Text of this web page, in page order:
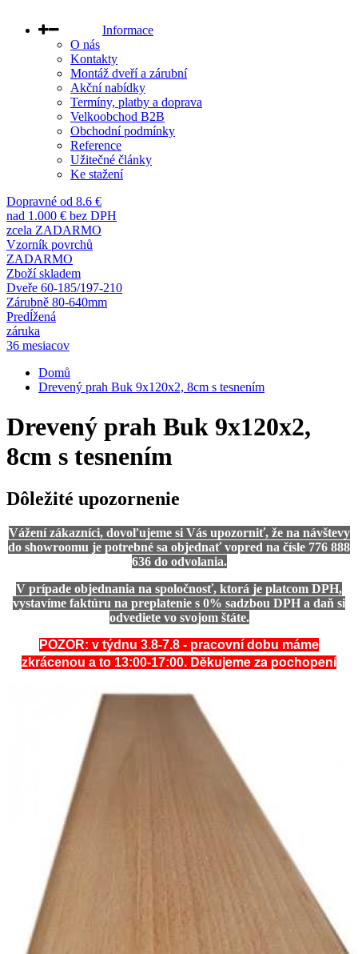
Informace
O nás
Kontakty
Montáž dveří a zárubní
Akční nabídky
Termíny, platby a doprava
Velkoobchod B2B
Obchodní podmínky
Reference
Užitečné články
Ke stažení
Dopravné od 8.6 €
nad 1.000 € bez DPH
zcela ZADARMO
Vzorník povrchů
ZADARMO
Zboží skladem
Dveře 60-185/197-210
Zárubně 80-640mm
Predĺžená
záruka
36 mesiacov
Domů
Drevený prah Buk 9x120x2, 8cm s tesnením
Drevený prah Buk 9x120x2,
8cm s tesnením
Dôležité upozornenie
Vážení zákazníci, dovoľujeme si Vás upozorniť, že na návštevy
do showroomu je potrebné sa objednať vopred na čísle 776 888
636 do odvolania.
V prípade objednania na spoločnosť, ktorá je platcom DPH,
vystavíme faktúru na preplatenie s 0% sadzbou DPH a daň si
odvediete vo svojom štáte.
POZOR: v týdnu 3.8-7.8 - pracovní dobu máme
zkrácenou a to 13:00-17:00. Děkujeme za pochopení